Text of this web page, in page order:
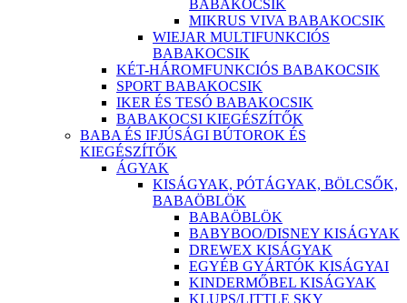
BABAKOCSIK
MIKRUS VIVA BABAKOCSIK
WIEJAR MULTIFUNKCIÓS
BABAKOCSIK
KÉT-HÁROMFUNKCIÓS BABAKOCSIK
SPORT BABAKOCSIK
IKER ÉS TESÓ BABAKOCSIK
BABAKOCSI KIEGÉSZÍTŐK
BABA ÉS IFJÚSÁGI BÚTOROK ÉS
KIEGÉSZÍTŐK
ÁGYAK
KISÁGYAK, PÓTÁGYAK, BÖLCSŐK,
BABAÖBLÖK
BABAÖBLÖK
BABYBOO/DISNEY KISÁGYAK
DREWEX KISÁGYAK
EGYÉB GYÁRTÓK KISÁGYAI
KINDERMŐBEL KISÁGYAK
KLUPS/LITTLE SKY